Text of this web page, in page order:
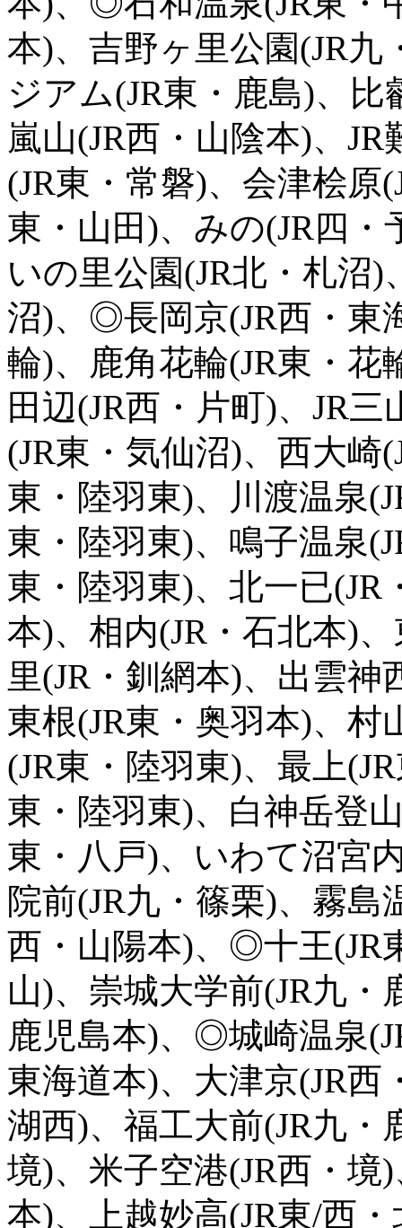
本)、吉野ヶ里公園(JR
ジアム(JR東・鹿島)、
嵐山(JR西・山陰本)、
(JR東・常磐)、会津桧原
東・山田)、みの(JR四・
いの里公園(JR北・札沼)
沼)、◎長岡京(JR西・東
輪)、鹿角花輪(JR東・花
田辺(JR西・片町)、JR
(JR東・気仙沼)、西大崎
東・陸羽東)、川渡温泉
東・陸羽東)、鳴子温泉
東・陸羽東)、北一已(JR
本)、相内(JR・石北本)
里(JR・釧網本)、出雲
東根(JR東・奥羽本)、村
(JR東・陸羽東)、最上
東・陸羽東)、白神岳登
東・八戸)、いわて沼宮
院前(JR九・篠栗)、霧島
西・山陽本)、◎十王(JR
山)、崇城大学前(JR九・
鹿児島本)、◎城崎温泉
東海道本)、大津京(JR
湖西)、福工大前(JR九・
境)、米子空港(JR西・
本)、上越妙高(JR東/西